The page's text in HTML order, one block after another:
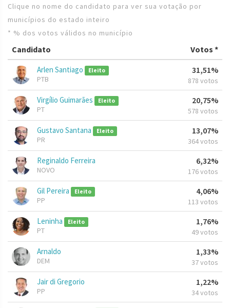
Clique no nome do candidato para ver sua votação por
municípios do estado inteiro
* % dos votos válidos no município
Candidato Votos *
Arlen Santiago Eleito
PTB
31,51%
878 votos
Virgílio Guimarães Eleito
PT
20,75%
578 votos
Gustavo Santana Eleito
PR
13,07%
364 votos
Reginaldo Ferreira
NOVO
6,32%
176 votos
Gil Pereira Eleito
PP
4,06%
113 votos
Leninha Eleito
PT
1,76%
49 votos
Arnaldo
DEM
1,33%
37 votos
Jair di Gregorio
PP
1,22%
34 votos